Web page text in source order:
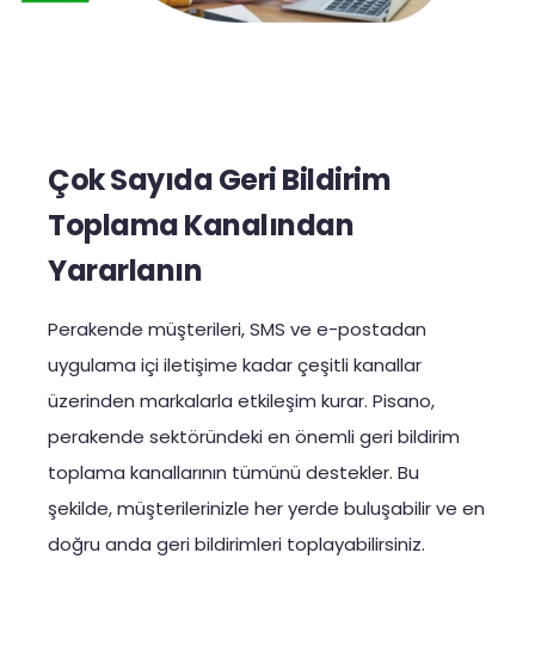
Çok Sayıda Geri Bildirim
Toplama Kanalından
Yararlanın
Perakende müşterileri, SMS ve e-postadan
uygulama içi iletişime kadar çeşitli kanallar
üzerinden markalarla etkileşim kurar. Pisano,
perakende sektöründeki en önemli geri bildirim
toplama kanallarının tümünü destekler. Bu
şekilde, müşterilerinizle her yerde buluşabilir ve en
doğru anda geri bildirimleri toplayabilirsiniz.